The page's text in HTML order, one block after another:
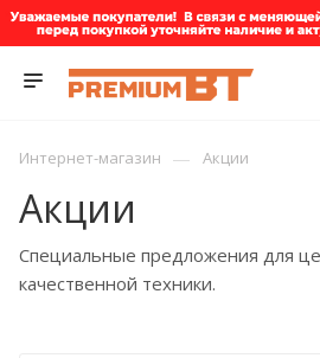
Интернет-магазин — Акции
Акции
Специальные предложения для
качественной техники.